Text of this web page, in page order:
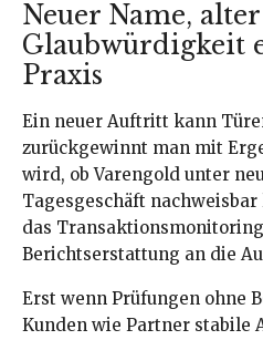
Neuer Name,
Glaubwürdigkeit
Praxis
Ein neuer Auftritt kann
zurückgewinnt man mit
wird, ob Varengold unter
Tagesgeschäft
das
Berichtserstattung an die
Erst wenn Prüfungen ohne
Kunden wie Partner stabile